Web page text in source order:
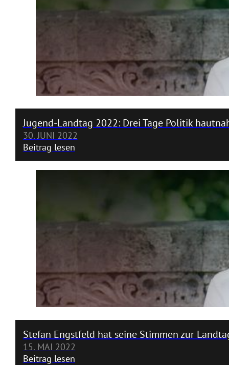
Jugend-Landtag 2022: Drei Tage Politik
30. JUNI 2022
Beitrag lesen
Stefan Engstfeld hat seine Stimmen zur
15. MAI 2022
Beitrag lesen